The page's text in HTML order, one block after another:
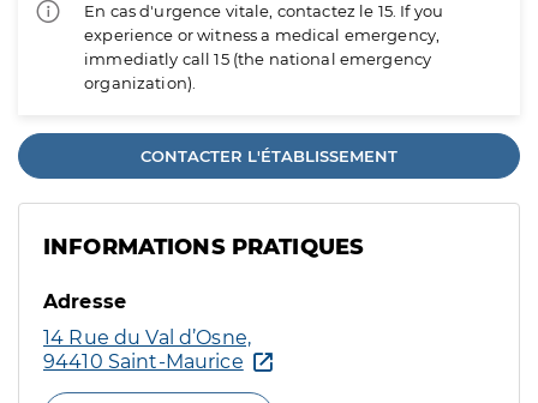
En cas d'urgence vitale, contactez le 15. If you
experience or witness a medical emergency,
immediatly call 15 (the national emergency
organization).
CONTACTER L'ÉTABLISSEMENT
INFORMATIONS PRATIQUES
Adresse
14 Rue du Val d’Osne,
94410 Saint-Maurice